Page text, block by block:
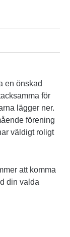
en önskad
för
lägger ner.
förening
väldigt roligt
att komma
din valda